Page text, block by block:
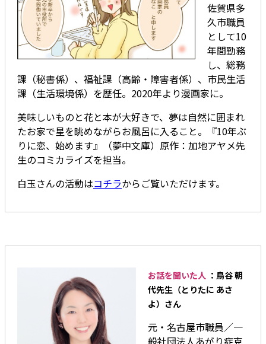
佐賀県多
久市職員
として10
年間勤務
し、総務
課（秘書係）、福祉課（高齢・障害者係）、市民生活
課（生活環境係）を歴任。2020年より漫画家に。
美味しいものと花と本が大好きで、夢は自然に囲まれ
たお家で星を眺めながらお風呂に入ること。『10年ぶ
りに恋、始めます』（夢中文庫）原作：加地アヤメ先
生のコミカライズを担当。
白玉さんの活動はコチラからご覧いただけます。
お話を聞いた人 ：鳥谷 朝
代先生（とりたに あさ
よ）さん
元・名古屋市職員／一